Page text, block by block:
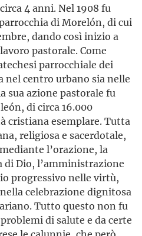
4 anni. Nel 1908 fu
di Morelón, di cui
dando così inizio a
pastorale. Come
parrocchiale dei
nel centro urbano sia nelle
sua azione pastorale fu
di circa 16.000
cristiana esemplare. Tutta
religiosa e sacerdotale,
l’orazione, la
di Dio, l’amministrazione
progressivo nelle virtù,
celebrazione dignitosa
Tutto questo non fu
di salute e da certe